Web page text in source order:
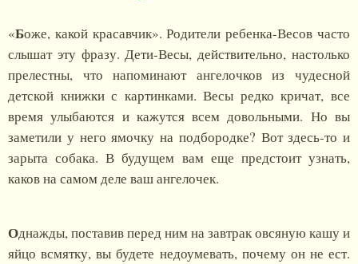
«Боже, какой красавчик». Родители ребенка-Весов часто
слышат эту фразу. Дети-Весы, действительно, настолько
прелестны, что напоминают ангелочков из чудесной
детской книжки с картинками. Весы редко кричат, все
время улыбаются и кажутся всем довольными. Но вы
заметили у него ямочку на подбородке? Вот здесь-то и
зарыта собака. В будущем вам еще предстоит узнать,
каков на самом деле ваш ангелочек.
Однажды, поставив перед ним на завтрак овсяную кашу и
яйцо всмятку, вы будете недоумевать, почему он не ест.